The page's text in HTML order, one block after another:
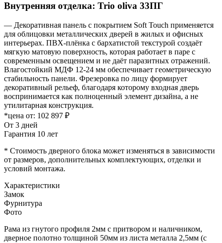
Внутренняя отделка: Trio oliva 33ПГ
— Декоративная панель с покрытием Soft Touch применяется
для облицовки металлических дверей в жилых и офисных
интерьерах. ПВХ-плёнка с бархатистой текстурой создаёт
мягкую матовую поверхность, которая работает в паре с
современным освещением и не даёт паразитных отражений.
Влагостойкий МДФ 12-24 мм обеспечивает геометрическую
стабильность панели. Фрезеровка по лицу формирует
декоративный рельеф, благодаря которому входная дверь
воспринимается как полноценный элемент дизайна, а не
утилитарная конструкция.
*цена от: 102 897 ₽
От 3 дней
Гарантия 10 лет
* Стоимость дверного блока может изменяться в зависимости
от размеров, дополнительных комплектующих, отделки и
условий монтажа.
Характеристики
Замок
Фурнитура
Фото
Рама из гнутого профиля 2мм с притвором и наличником,
дверное полотно толщиной 50мм из листа металла 2,5мм (с